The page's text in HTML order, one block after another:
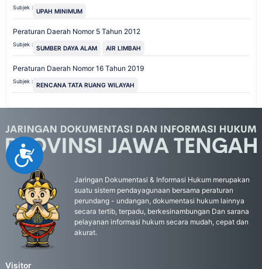
Accessibility
Subjek : UPAH MINIMUM
Peraturan Daerah Nomor 5 Tahun 2012
Subjek : SUMBER DAYA ALAM AIR LIMBAH
Peraturan Daerah Nomor 16 Tahun 2019
Subjek : RENCANA TATA RUANG WILAYAH
Jaringan Dokumentasi & Informasi Hukum merupakan
suatu sistem pendayagunaan bersama peraturan
perundang - undangan, dokumentasi hukum lainnya
secara tertib, terpadu, berkesinambungan Dan sarana
pelayanan informasi hukum secara mudah, cepat dan
akurat.
Visitor